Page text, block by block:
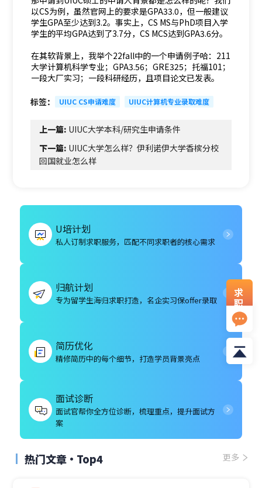
以CS为例，虽然官网上的要求是GPA33.0，但一般建议
学生GPA至少达到3.2。事实上，CS MS与PhD项目入学
学生的平均GPA达到了3.7分，CS MCS达到GPA3.6分。
在其软背景上，我举个22fall中的一个申请例子哈：211
大学计算机科学专业；GPA3.56；GRE325；托福101；
一段大厂实习；一段科研经历，且项目论文已发表。
标签： UIUC CS申请难度 UIUC计算机专业录取难度
上一篇: UIUC大学本科/研究生申请条件
下一篇: UIUC大学怎么样？伊利诺伊大学香槟分校
回国就业怎么样
U培计划
私人订制求职服务，匹配不同求职者的核心需求
归航计划
专为留学生海归求职打造，名企实习保offer录取
简历优化
精修简历中的每个细节，打造学员背景亮点
面试诊断
面试官帮你全方位诊断，梳理重点，提升面试方
案
热门文章·Top4 更多
求
职
资
料